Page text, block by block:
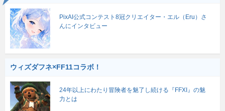
PixAI公式コンテスト8冠クリエイター・エル（Eru）さ
んにインタビュー
ウィズダフネ×FF11コラボ！
24年以上にわたり冒険者を魅了し続ける『FFXI』の魅
力とは